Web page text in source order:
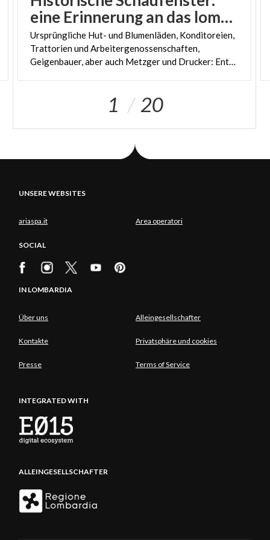
eine Erinnerung an das lombardische Know-how
Ursprüngliche Hut- und Blumenläden, Konditoreien,
Trattorien und Arbeitergenossenschaften,
Geigenbauer, aber auch Metzger und Drucker: Entdecken wir die Orte der lombardischen Handwerkstradition
1 20
UNSERE WEBSITES
ariaspa.it Area operatori
SOCIAL
IN LOMBARDIA
Über uns Alleingesellschafter
Kontakte Privatsphäre und cookies
Presse Terms of Service
INTEGRATED WITH
ALLEINGESELLSCHAFTER